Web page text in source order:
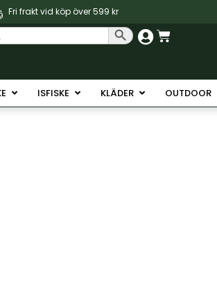
Fri frakt vid köp över 599 kr
Sökknapp Varukorg
Öppna Havsfiske
ISFISKE Öppna Isfiske
KLÄDER Öppna Kläder
OUTDOOR